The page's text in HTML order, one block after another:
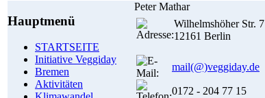
Hauptmenü
STARTSEITE
Initiative Veggiday
Bremen
Aktivitäten
Peter Mathar
Wilhelmshöher Str. 7
12161 Berlin
mail(@)veggiday.de
0172 - 204 77 15